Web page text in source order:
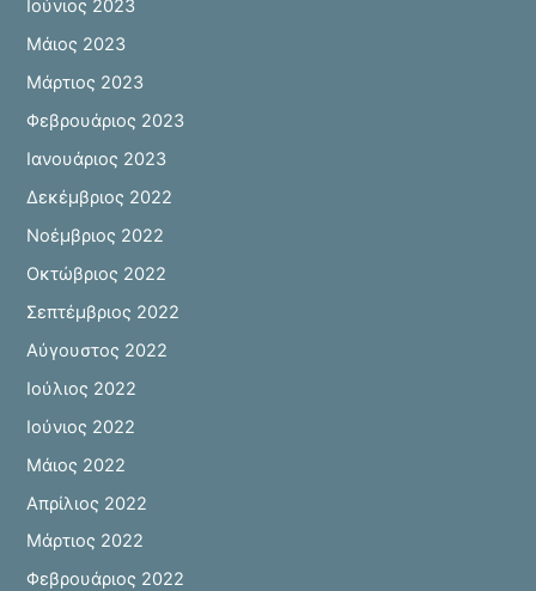
Ιούνιος 2023
Μάιος 2023
Μάρτιος 2023
Φεβρουάριος 2023
Ιανουάριος 2023
Δεκέμβριος 2022
Νοέμβριος 2022
Οκτώβριος 2022
Σεπτέμβριος 2022
Αύγουστος 2022
Ιούλιος 2022
Ιούνιος 2022
Μάιος 2022
Απρίλιος 2022
Μάρτιος 2022
Φεβρουάριος 2022